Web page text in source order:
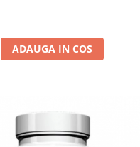
ADAUGA IN COS